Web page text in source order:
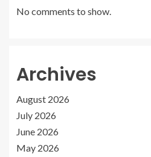
No comments to show.
Archives
August 2026
July 2026
June 2026
May 2026